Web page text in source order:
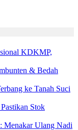
KDKMP,
& Bedah
ke Tanah Suci
Stok
Menakar Ulang Nadi